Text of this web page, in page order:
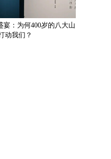
：为何400岁的八大山
动我们？